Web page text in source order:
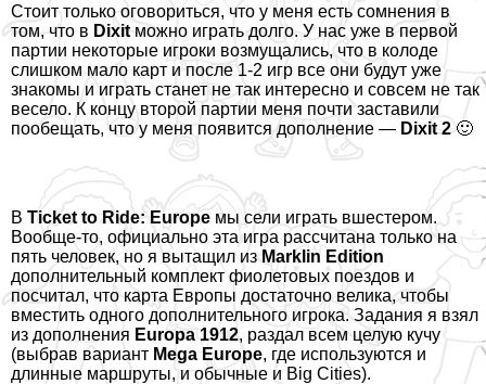
Стоит только оговориться, что у меня есть сомнения в
том, что в Dixit можно играть долго. У нас уже в первой
партии некоторые игроки возмущались, что в колоде
слишком мало карт и после 1-2 игр все они будут уже
знакомы и играть станет не так интересно и совсем не так
весело. К концу второй партии меня почти заставили
пообещать, что у меня появится дополнение — Dixit 2 🙂
В Ticket to Ride: Europe мы сели играть вшестером.
Вообще-то, официально эта игра рассчитана только на
пять человек, но я вытащил из Marklin Edition
дополнительный комплект фиолетовых поездов и
посчитал, что карта Европы достаточно велика, чтобы
вместить одного дополнительного игрока. Задания я взял
из дополнения Europa 1912, раздал всем целую кучу
(выбрав вариант Mega Europe, где используются и
длинные маршруты, и обычные и Big Cities).